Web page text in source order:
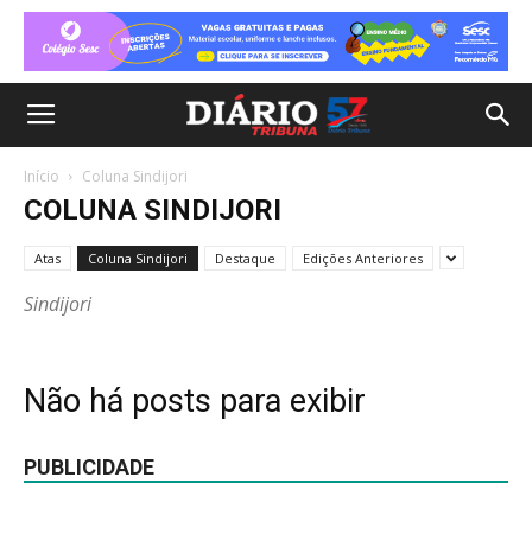
Início Coluna Sindijori
COLUNA SINDIJORI
Atas Coluna Sindijori Destaque Edições Anteriores
Sindijori
Não há posts para exibir
PUBLICIDADE